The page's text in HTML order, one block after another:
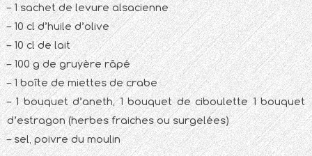
– 1 sachet de levure alsacienne
– 10 cl d’huile d’olive
– 10 cl de lait
– 100 g de gruyère râpé
– 1 boîte de miettes de crabe
– 1 bouquet d’aneth, 1 bouquet de ciboulette 1 bouquet
d’estragon (herbes fraiches ou surgelées)
– sel, poivre du moulin